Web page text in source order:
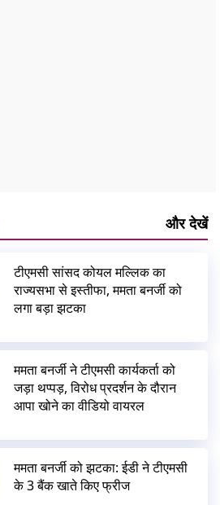
और देखें
टीएमसी सांसद कोयल मल्लिक का
राज्यसभा से इस्तीफा, ममता बनर्जी को
लगा बड़ा झटका
ममता बनर्जी ने टीएमसी कार्यकर्ता को
जड़ा थप्पड़, विरोध प्रदर्शन के दौरान
आपा खोने का वीडियो वायरल
ममता बनर्जी को झटका: ईडी ने टीएमसी
के 3 बैंक खाते किए फ्रीज